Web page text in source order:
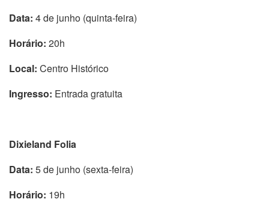
Data: 4 de junho (quinta-feira)
Horário: 20h
Local: Centro Histórico
Ingresso: Entrada gratuita
Dixieland Folia
Data: 5 de junho (sexta-feira)
Horário: 19h